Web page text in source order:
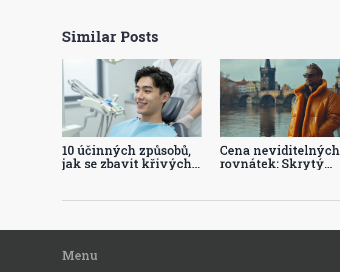
Similar Posts
10 účinných způsobů,
jak se zbavit křivých
Cena neviditelných
rovnátek: Skrytý
Menu